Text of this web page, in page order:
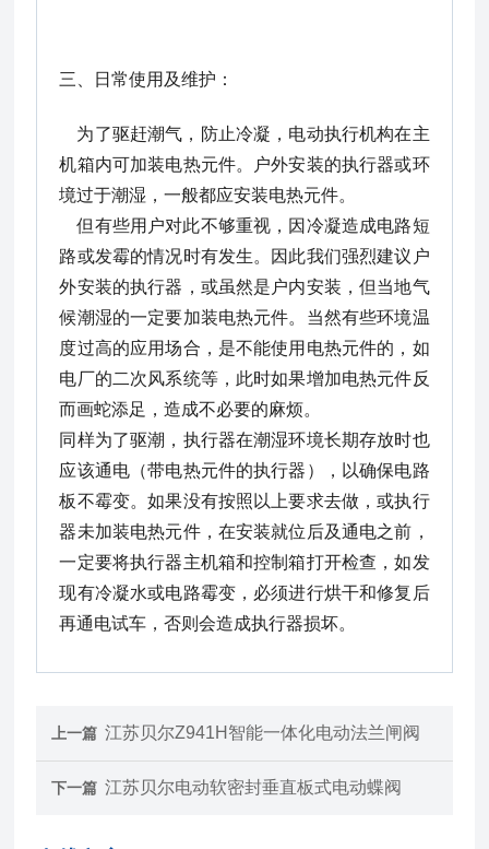
三、 日常使用及维护：
为了驱赶潮气，防止冷凝，电动执行机构在主
机箱内可加装电热元件。户外安装的执行器或环
境过于潮湿，一般都应安装电热元件。
但有些用户对此不够重视，因冷凝造成电路短
路或发霉的情况时有发生。因此我们强烈建议户
外安装的执行器，或虽然是户内安装，但当地气
候潮湿的一定要加装电热元件。当然有些环境温
度过高的应用场合，是不能使用电热元件的，如
电厂的二次风系统等，此时如果增加电热元件反
而画蛇添足，造成不必要的麻烦。
同样为了驱潮，执行器在潮湿环境长期存放时也
应该通电（带电热元件的执行器），以确保电路
板不霉变。如果没有按照以上要求去做，或执行
器未加装电热元件，在安装就位后及通电之前，
一定要将执行器主机箱和控制箱打开检查，如发
现有冷凝水或电路霉变，必须进行烘干和修复后
再通电试车，否则会造成执行器损坏。
上一篇 江苏贝尔Z941H智能一体化电动法兰闸阀
下一篇 江苏贝尔电动软密封垂直板式电动蝶阀